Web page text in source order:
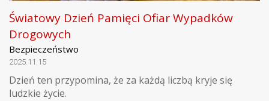
Światowy Dzień Pamięci Ofiar Wypadków
Drogowych
Bezpieczeństwo
2025.11.15
Dzień ten przypomina, że za każdą liczbą kryje się
ludzkie życie.